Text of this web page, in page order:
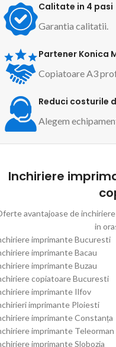
Calitate in 4 pasi
Garantia calitatii.
Partener Konica
Copiatoare A3
Reduci costurile
Alegem
Inchiriere
avantajoase de
in
imprimante Bucuresti
imprimante Bacau
imprimante Buzau
copiatoare Bucuresti
imprimante Ilfov
imprimante Ploiesti
imprimante Constanța
imprimante Teleorman
imprimante Slobozia